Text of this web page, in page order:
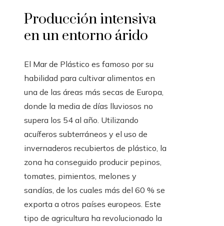
Producción intensiva
en un entorno árido
El Mar de Plástico es famoso por su
habilidad para cultivar alimentos en
una de las áreas más secas de Europa,
donde la media de días lluviosos no
supera los 54 al año. Utilizando
acuíferos subterráneos y el uso de
invernaderos recubiertos de plástico, la
zona ha conseguido producir pepinos,
tomates, pimientos, melones y
sandías, de los cuales más del 60 % se
exporta a otros países europeos. Este
tipo de agricultura ha revolucionado la